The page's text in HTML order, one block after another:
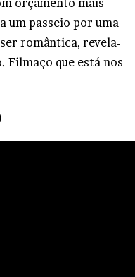
um passeio por uma
romântica, revela-
Filmaço que está nos